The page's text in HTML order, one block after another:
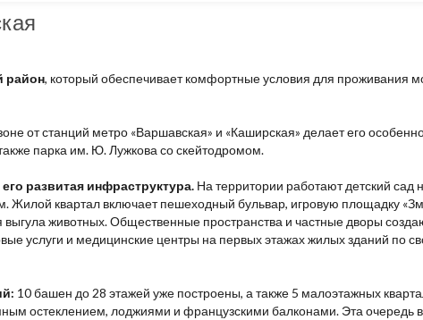
район, который обеспечивает комфортные условия для проживания
от станций метро «Варшавская» и «Каширская» делает его
парка им. Ю. Лужкова со скейтодромом.
развитая инфраструктура. На территории работают детский
квартал включает пешеходный бульвар, игровую площадку
животных. Общественные пространства и частные дворы
услуги и медицинские центры на первых этажах жилых зданий по
10 башен до 28 этажей уже построены, а также 5 малоэтажных
остеклением, лоджиями и французскими балконами. Эта очередь